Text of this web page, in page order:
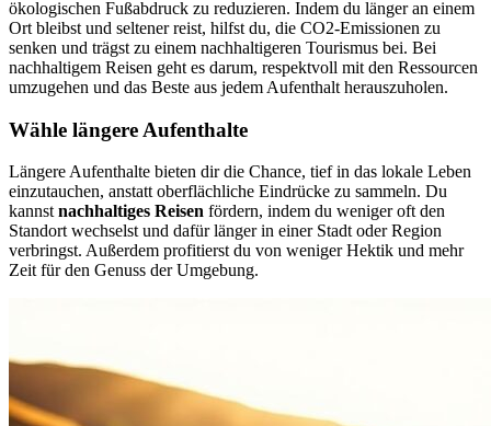
ökologischen Fußabdruck zu reduzieren. Indem du länger an einem
Ort bleibst und seltener reist, hilfst du, die CO2-Emissionen zu
senken und trägst zu einem nachhaltigeren Tourismus bei. Bei
nachhaltigem Reisen geht es darum, respektvoll mit den Ressourcen
umzugehen und das Beste aus jedem Aufenthalt herauszuholen.
Wähle längere Aufenthalte
Längere Aufenthalte bieten dir die Chance, tief in das lokale Leben
einzutauchen, anstatt oberflächliche Eindrücke zu sammeln. Du
kannst nachhaltiges Reisen fördern, indem du weniger oft den
Standort wechselst und dafür länger in einer Stadt oder Region
verbringst. Außerdem profitierst du von weniger Hektik und mehr
Zeit für den Genuss der Umgebung.